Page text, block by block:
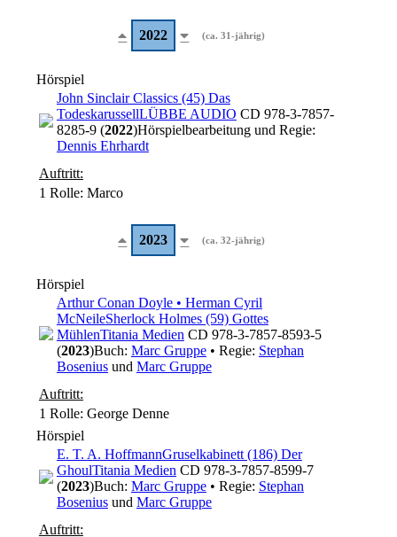
2022 (ca. 31-jährig)
Hörspiel
John Sinclair Classics (45) Das
TodeskarussellLÜBBE AUDIO CD 978-3-7857-
8285-9 (2022)Hörspielbearbeitung und Regie:
Dennis Ehrhardt
Auftritt:
1 Rolle: Marco
2023 (ca. 32-jährig)
Hörspiel
Arthur Conan Doyle • Herman Cyril
McNeileSherlock Holmes (59) Gottes
MühlenTitania Medien CD 978-3-7857-8593-5
(2023)Buch: Marc Gruppe• Regie: Stephan
Boseniusund Marc Gruppe
Auftritt:
1 Rolle: George Denne
Hörspiel
E. T. A. HoffmannGruselkabinett (186) Der
GhoulTitania Medien CD 978-3-7857-8599-7
(2023)Buch: Marc Gruppe• Regie: Stephan
Boseniusund Marc Gruppe
Auftritt: